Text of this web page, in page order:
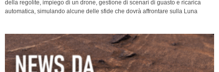
della regolite, impiego di un drone, gestione di scenari di guasto e ricarica
automatica, simulando alcune delle sfide che dovrà affrontare sulla Luna